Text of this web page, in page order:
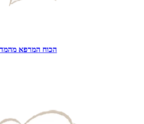
הכוח המרפא